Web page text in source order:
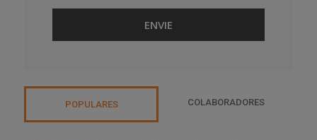
POPULARES COLABORADORES